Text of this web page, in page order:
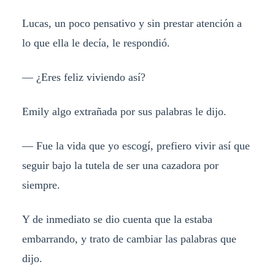
Lucas, un poco pensativo y sin prestar atención a
lo que ella le decía, le respondió.
— ¿Eres feliz viviendo así?
Emily algo extrañada por sus palabras le dijo.
— Fue la vida que yo escogí, prefiero vivir así que
seguir bajo la tutela de ser una cazadora por
siempre.
Y de inmediato se dio cuenta que la estaba
embarrando, y trato de cambiar las palabras que
dijo.